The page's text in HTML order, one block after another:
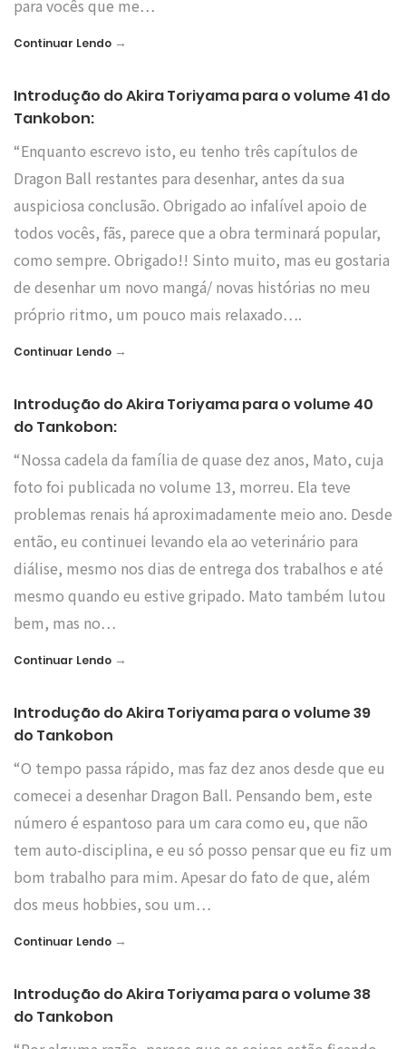
para vocês que me…
Continuar Lendo →
Introdução do Akira Toriyama para o volume 41 do
Tankobon:
“Enquanto escrevo isto, eu tenho três capítulos de
Dragon Ball restantes para desenhar, antes da sua
auspiciosa conclusão. Obrigado ao infalível apoio de
todos vocês, fãs, parece que a obra terminará popular,
como sempre. Obrigado!! Sinto muito, mas eu gostaria
de desenhar um novo mangá/ novas histórias no meu
próprio ritmo, um pouco mais relaxado….
Continuar Lendo →
Introdução do Akira Toriyama para o volume 40
do Tankobon:
“Nossa cadela da família de quase dez anos, Mato, cuja
foto foi publicada no volume 13, morreu. Ela teve
problemas renais há aproximadamente meio ano. Desde
então, eu continuei levando ela ao veterinário para
diálise, mesmo nos dias de entrega dos trabalhos e até
mesmo quando eu estive gripado. Mato também lutou
bem, mas no…
Continuar Lendo →
Introdução do Akira Toriyama para o volume 39
do Tankobon
“O tempo passa rápido, mas faz dez anos desde que eu
comecei a desenhar Dragon Ball. Pensando bem, este
número é espantoso para um cara como eu, que não
tem auto-disciplina, e eu só posso pensar que eu fiz um
bom trabalho para mim. Apesar do fato de que, além
dos meus hobbies, sou um…
Continuar Lendo →
Introdução do Akira Toriyama para o volume 38
do Tankobon